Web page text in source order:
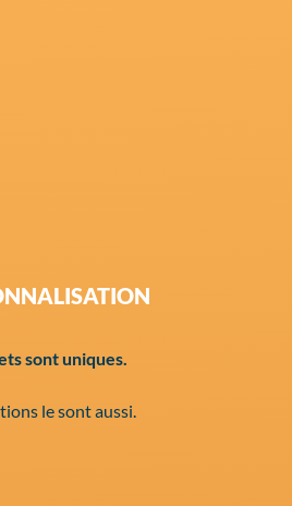
sont uniques.
le sont aussi.